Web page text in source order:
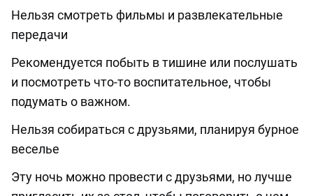
Нельзя смотреть фильмы и развлекательные
передачи
Рекомендуется побыть в тишине или послушать
и посмотреть что-то воспитательное, чтобы
подумать о важном.
Нельзя собираться с друзьями, планируя бурное
веселье
Эту ночь можно провести с друзьями, но лучше